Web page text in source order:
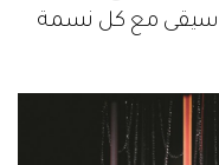
مع كل نسمة